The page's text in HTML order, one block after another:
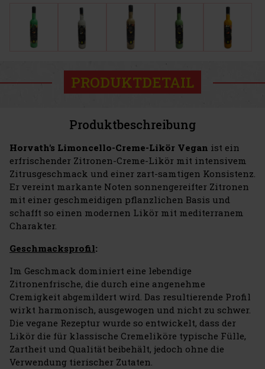
PRODUKTDETAIL
Produktbeschreibung
Horvath's Limoncello-Creme-Likör Vegan ist ein
erfrischender Zitronen-Creme-Likör mit intensivem
Zitrusgeschmack und einer zart-samtigen Konsistenz.
Er vereint markante Noten sonnengereifter Zitronen
mit einer geschmeidigen pflanzlichen Basis und
schafft so einen modernen Likör mit mediterranem
Charakter.
Geschmacksprofil:
Im Geschmack dominiert eine lebendige
Zitronenfrische, die durch eine angenehme
Cremigkeit abgemildert wird. Das resultierende Profil
wirkt harmonisch, ausgewogen und nicht zu schwer.
Die vegane Rezeptur wurde so entwickelt, dass der
Likör die für klassische Cremeliköre typische Fülle,
Zartheit und Qualität beibehält, jedoch ohne die
Verwendung tierischer Zutaten.